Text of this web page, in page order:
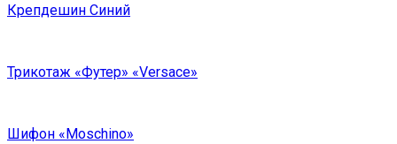
Крепдешин Синий
Трикотаж «Футер» «Versace»
Шифон «Moschino»